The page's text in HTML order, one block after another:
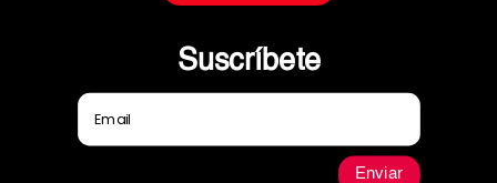
Suscríbete
Enviar